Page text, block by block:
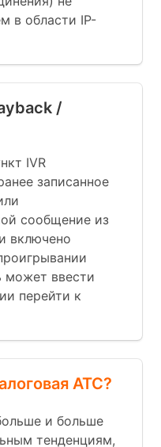
в области IP-
/
IVR
записанное
сообщение из
включено
может ввести
перейти к
АТС?
и больше
тенденциям,